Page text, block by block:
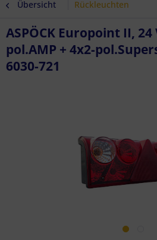
Übersicht Rückleuchten
ASPÖCK Europoint II, 24
pol.AMP + 4x2-
6030-721